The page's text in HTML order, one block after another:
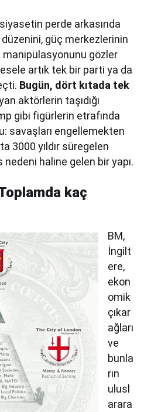
perde arkasında
düzenini, güç merkezlerinin
manipülasyonunu gözler
artık tek bir parti ya da
Bugün, dört kıtada tek
aktörlerin taşıdığı
gibi figürlerin etrafında
savaşları engellemekten
3000 yıldır süregelen
haline gelen bir yapı.
kaç
BM,
İngilt
ere,
ekon
omik
çıkar
ağları
ve
bunla
rın
ulusl
arara